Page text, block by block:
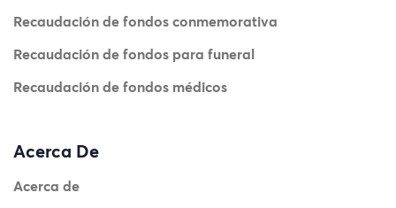
Recaudación de fondos conmemorativa
Recaudación de fondos para funeral
Recaudación de fondos médicos
Acerca De
Acerca de